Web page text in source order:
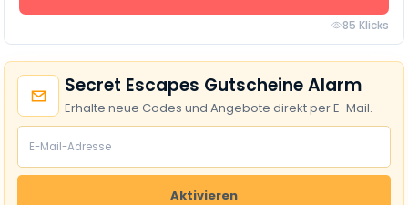
85 Klicks
Secret Escapes Gutscheine Alarm
Erhalte neue Codes und Angebote direkt per E-Mail.
Aktivieren